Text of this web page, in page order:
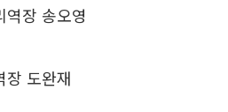
역장 송오영
장 도완재